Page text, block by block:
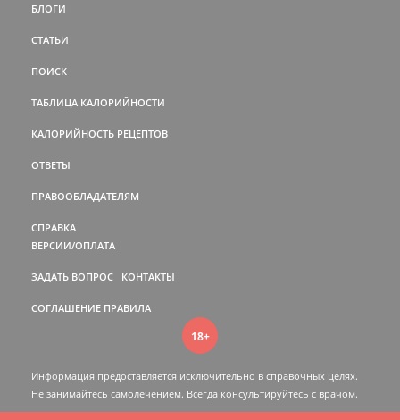
БЛОГИ
СТАТЬИ
ПОИСК
ТАБЛИЦА КАЛОРИЙНОСТИ
КАЛОРИЙНОСТЬ РЕЦЕПТОВ
ОТВЕТЫ
ПРАВООБЛАДАТЕЛЯМ
СПРАВКА
ВЕРСИИ/ОПЛАТА
ЗАДАТЬ ВОПРОС КОНТАКТЫ
СОГЛАШЕНИЕ ПРАВИЛА
18+
Информация предоставляется исключительно в справочных целях.
Не занимайтесь самолечением. Всегда консультируйтесь c врачом.